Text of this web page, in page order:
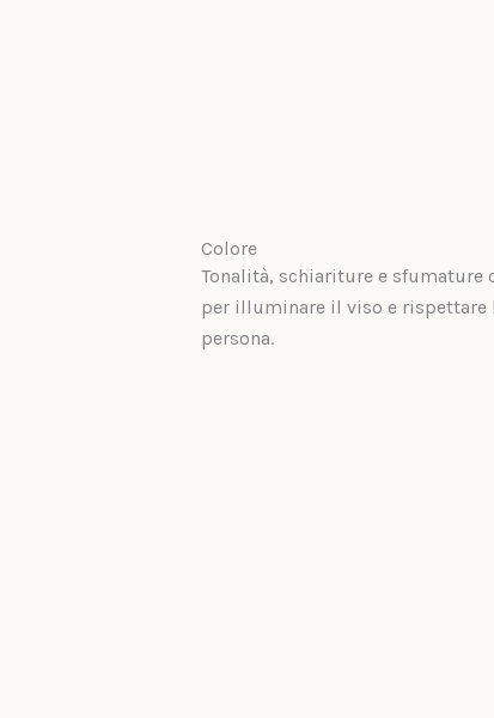
Colore
Tonalità, schiariture e sfumature
per illuminare il viso e rispettare
persona.